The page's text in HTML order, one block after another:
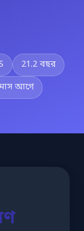
21.2 বছর
আগে